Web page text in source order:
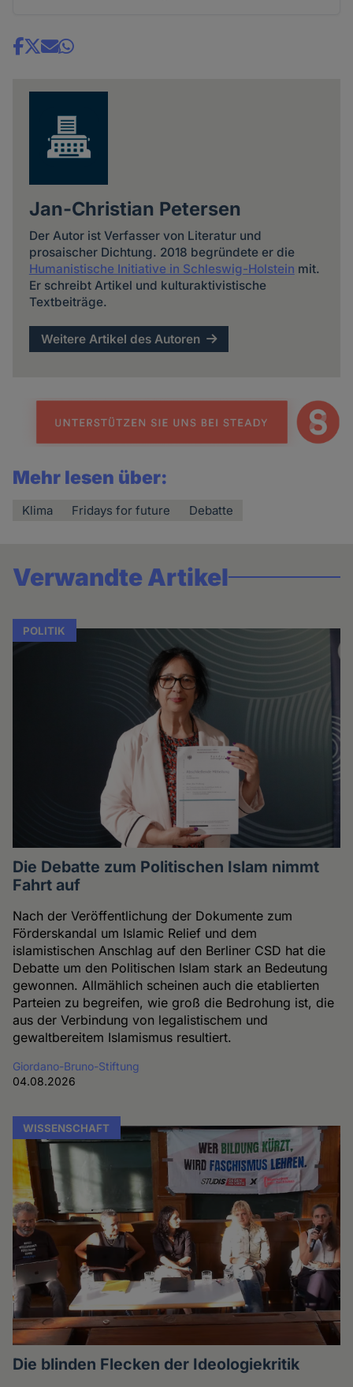
Share
Jan-Christian Petersen
Der Autor ist Verfasser von Literatur und
prosaischer Dichtung. 2018 begründete er die
Humanistische Initiative in Schleswig-Holstein mit.
Er schreibt Artikel und kulturaktivistische
Textbeiträge.
Weitere Artikel des Autoren
Mehr lesen über:
Klima Fridays for future Debatte
Verwandte Artikel
POLITIK
Die Debatte zum Politischen Islam nimmt
Fahrt auf
Nach der Veröffentlichung der Dokumente zum
Förderskandal um Islamic Relief und dem
islamistischen Anschlag auf den Berliner CSD hat die
Debatte um den Politischen Islam stark an Bedeutung
gewonnen. Allmählich scheinen auch die etablierten
Parteien zu begreifen, wie groß die Bedrohung ist, die
aus der Verbindung von legalistischem und
gewaltbereitem Islamismus resultiert.
Giordano-Bruno-Stiftung
04.08.2026
WISSENSCHAFT
Die blinden Flecken der Ideologiekritik